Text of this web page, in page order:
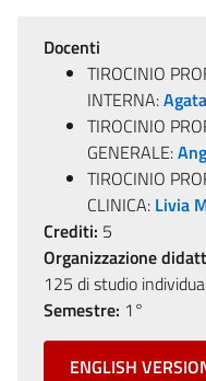
Docenti
TIROCINIO
INTERNA:
TIROCINIO
GENERALE:
TIROCINIO
CLINICA: Livia
Crediti: 5
Organizzazione
125 di studio
Semestre: 1°
ENGLISH